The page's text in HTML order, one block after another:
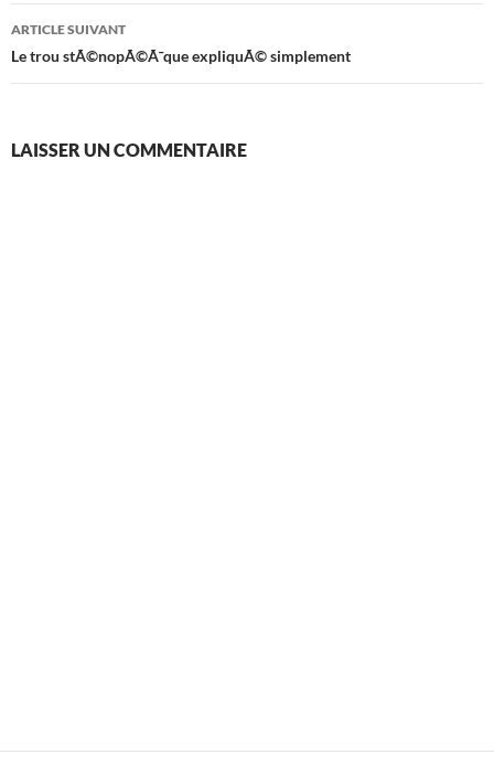
articles
ARTICLE SUIVANT
Le trou stÃ©nopÃ©Ã¯que expliquÃ© simplement
LAISSER UN COMMENTAIRE